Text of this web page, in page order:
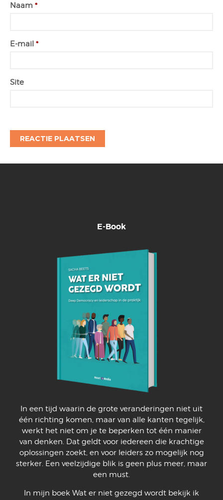
Naam *
E-mail *
Site
E-Book
In een tijd waarin de grote veranderingen niet uit
één richting komen, maar van alle kanten tegelijk,
werkt het niet om je te beperken tot één manier
van denken. Dat geldt voor iedereen die krachtige
oplossingen zoekt, en voor leiders zo mogelijk nog
sterker. Een veelzijdige blik is geen plus meer, maar
een must.
In mijn boek Wat er niet gezegd wordt bekijk ik